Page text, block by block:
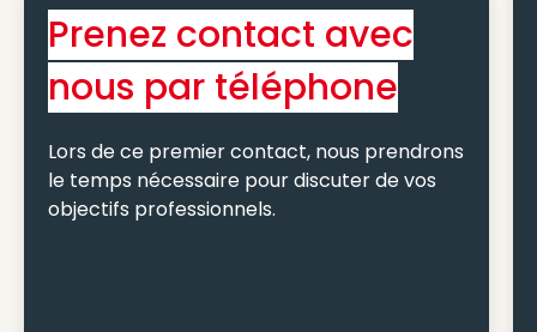
Prenez contact avec
nous par téléphone
Lors de ce premier contact, nous prendrons
le temps nécessaire pour discuter de vos
objectifs professionnels.